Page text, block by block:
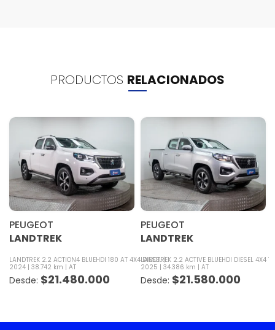
PRODUCTOS RELACIONADOS
PEUGEOT
LANDTREK
LANDTREK 2.2 ACTION4 BLUEHDI 180 AT 4X4 DIESEL
2024 38.742 km AT
$21.480.000
PEUGEOT
LANDTREK
LANDTREK 2.2 ACTIVE BLUEHDI DIESEL 4X4
2025
34.386 km AT
$21.580.000